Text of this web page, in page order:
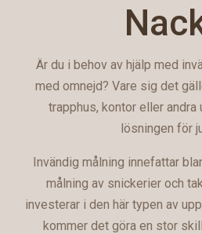
Är du i behov av hjälp med
med omnejd? Vare sig det
trapphus, kontor eller andra
lösningen för
Invändig målning innefattar
målning av snickerier och
investerar i den här typen av
kommer det göra en stor